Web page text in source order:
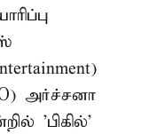
அர்ச்சனா
'பிகில்'